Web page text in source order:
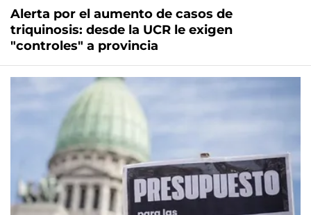
Alerta por el aumento de casos de
triquinosis: desde la UCR le exigen
"controles" a provincia